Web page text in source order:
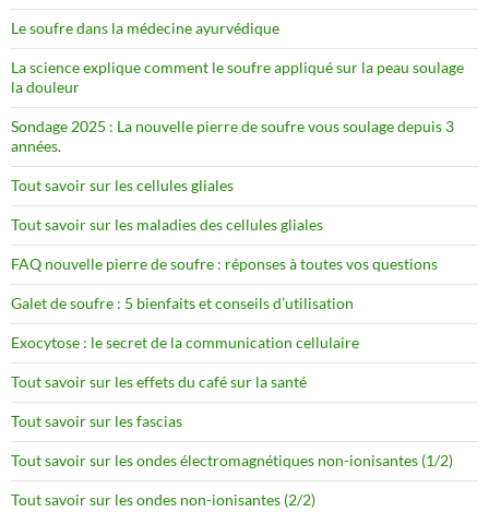
Le soufre dans la médecine ayurvédique
La science explique comment le soufre appliqué sur la peau soulage
la douleur
Sondage 2025 : La nouvelle pierre de soufre vous soulage depuis 3
années.
Tout savoir sur les cellules gliales
Tout savoir sur les maladies des cellules gliales
FAQ nouvelle pierre de soufre : réponses à toutes vos questions
Galet de soufre : 5 bienfaits et conseils d’utilisation
Exocytose : le secret de la communication cellulaire
Tout savoir sur les effets du café sur la santé
Tout savoir sur les fascias
Tout savoir sur les ondes électromagnétiques non-ionisantes (1/2)
Tout savoir sur les ondes non-ionisantes (2/2)